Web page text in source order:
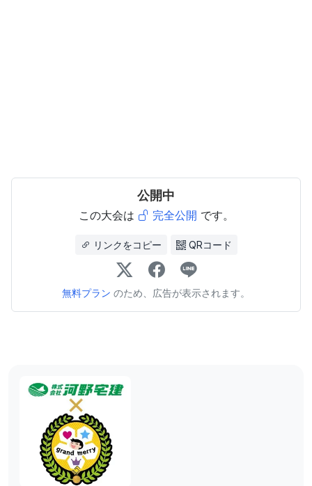
公開中
この大会は 完全公開 です。
リンクをコピー QRコード
無料プラン のため、広告が表示されます。